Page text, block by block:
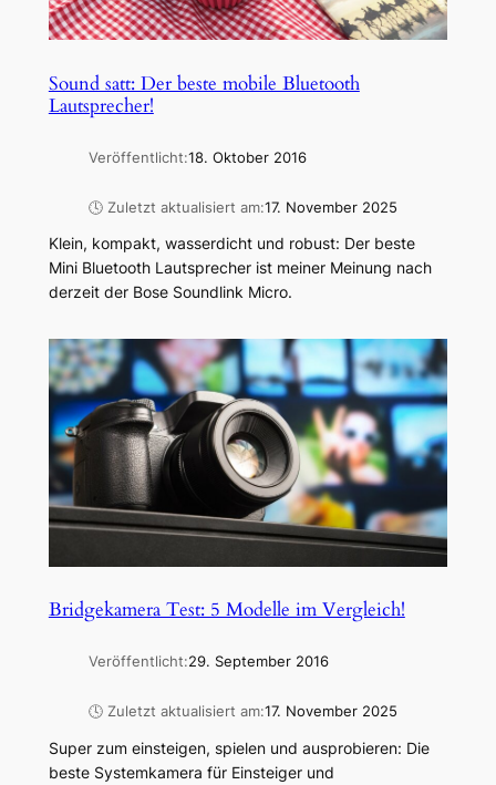
Sound satt: Der beste mobile Bluetooth
Lautsprecher!
Veröffentlicht:18. Oktober 2016
🕓 Zuletzt aktualisiert am:17. November 2025
Klein, kompakt, wasserdicht und robust: Der beste
Mini Bluetooth Lautsprecher ist meiner Meinung nach
derzeit der Bose Soundlink Micro.
Bridgekamera Test: 5 Modelle im Vergleich!
Veröffentlicht:29. September 2016
🕓 Zuletzt aktualisiert am:17. November 2025
Super zum einsteigen, spielen und ausprobieren: Die
beste Systemkamera für Einsteiger und